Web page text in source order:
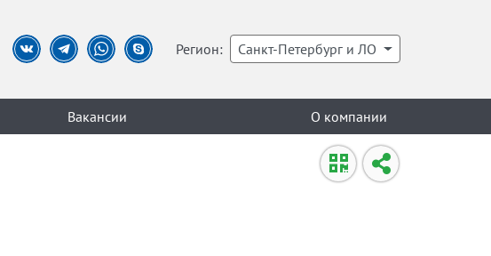
Регион: Санкт-Петербург и ЛО
Вакансии О компании